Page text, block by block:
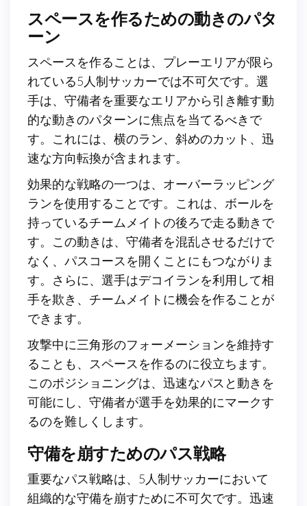
スペースを作るための動きのパタ
ーン
スペースを作ることは、プレーエリアが限ら
れている5人制サッカーでは不可欠です。選
手は、守備者を重要なエリアから引き離す動
的な動きのパターンに焦点を当てるべきで
す。これには、横のラン、斜めのカット、迅
速な方向転換が含まれます。
効果的な戦略の一つは、オーバーラッピング
ランを使用することです。これは、ボールを
持っているチームメイトの後ろで走る動きで
す。この動きは、守備者を混乱させるだけで
なく、パスコースを開くことにもつながりま
す。さらに、選手はデコイランを利用して相
手を欺き、チームメイトに機会を作ることが
できます。
攻撃中に三角形のフォーメーションを維持す
ることも、スペースを作るのに役立ちます。
このポジショニングは、迅速なパスと動きを
可能にし、守備者が選手を効果的にマークす
るのを難しくします。
守備を崩すためのパス戦略
重要なパス戦略は、5人制サッカーにおいて
組織的な守備を崩すために不可欠です。迅速